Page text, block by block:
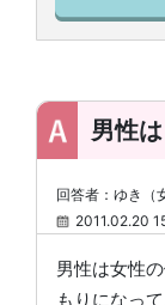
男性
回答者：ゆき
2011.02.20
男性は女性
もりになっ